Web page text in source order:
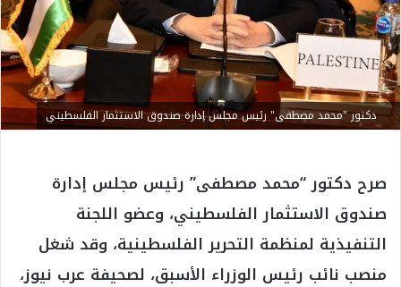
دكتور "محمد مصطفى" رئيس مجلس إدارة صندوق الاستثمار الفلسطيني
صرح دكتور “محمد مصطفى” رئيس مجلس إدارة
صندوق الاستثمار الفلسطيني، وعضو اللجنة
التنفيذية لمنظمة التحرير الفلسطينية، وقد شغل
منصب نائب رئيس الوزراء الأسبق، لصحيفة عرب نيوز،